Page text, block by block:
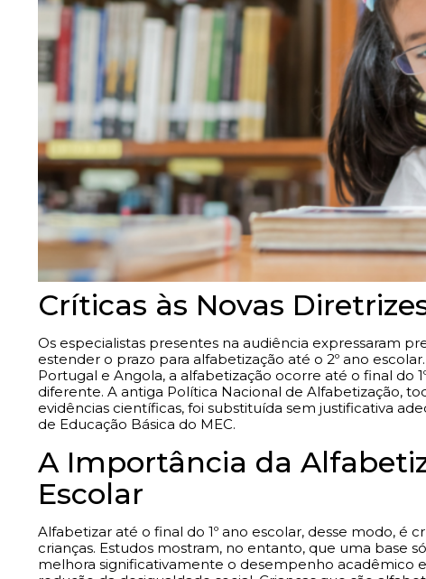
Críticas às Novas
Os especialistas presentes na audiência expressaram
estender o prazo para alfabetização até o 2º ano
Portugal e Angola, a alfabetização ocorre até o final do
diferente. A antiga Política Nacional de Alfabetização,
evidências científicas, foi substituída sem justificativa
de Educação Básica do MEC.
A Importância da
Escolar
Alfabetizar até o final do 1º ano escolar, desse modo, é
crianças. Estudos mostram, no entanto, que uma base
melhora significativamente o desempenho acadêmico